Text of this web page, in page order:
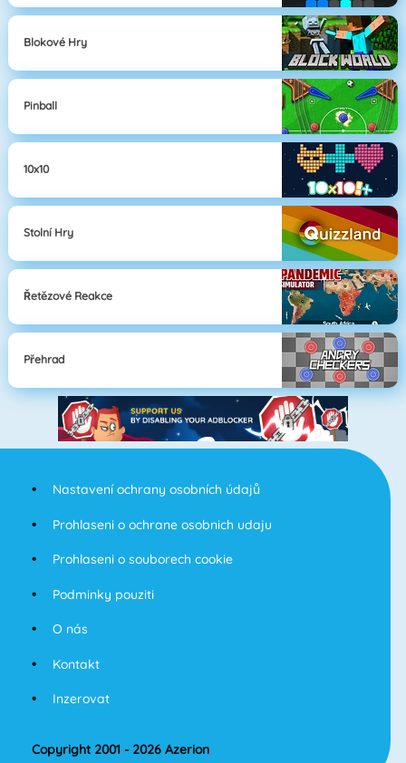
Blokové Hry
Pinball
10x10
Stolní Hry
Řetězové Reakce
Přehrad
Nastavení ochrany osobních údajů
Prohlaseni o ochrane osobnich udaju
Prohlaseni o souborech cookie
Podminky pouziti
O nás
Kontakt
Inzerovat
Copyright 2001 - 2026 Azerion